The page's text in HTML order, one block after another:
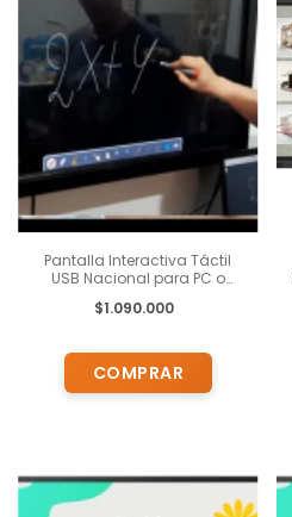
Pantalla Interactiva Táctil
USB Nacional para PC o
$1.090.000